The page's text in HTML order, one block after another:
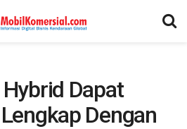
Dapat
Dengan